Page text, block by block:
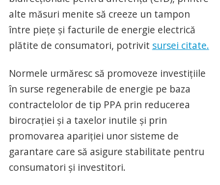
alte măsuri menite să creeze un tampon
între piețe și facturile de energie electrică
plătite de consumatori, potrivit sursei citate.
Normele urmăresc să promoveze investițiile
în surse regenerabile de energie pe baza
contractelolor de tip PPA prin reducerea
birocrației și a taxelor inutile și prin
promovarea apariției unor sisteme de
garantare care să asigure stabilitate pentru
consumatori și investitori.